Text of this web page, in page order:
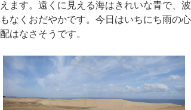
えます。遠くに見える海はきれいな青で、波
もなくおだやかです。今日はいちにち雨の心
配はなさそうです。